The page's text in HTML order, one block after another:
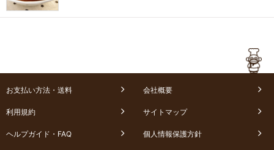
お支払い方法・送料 会社概要
利用規約 サイトマップ
ヘルプガイド・FAQ 個人情報保護方針